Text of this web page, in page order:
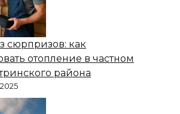
сюрпризов: как
отопление в частном
района